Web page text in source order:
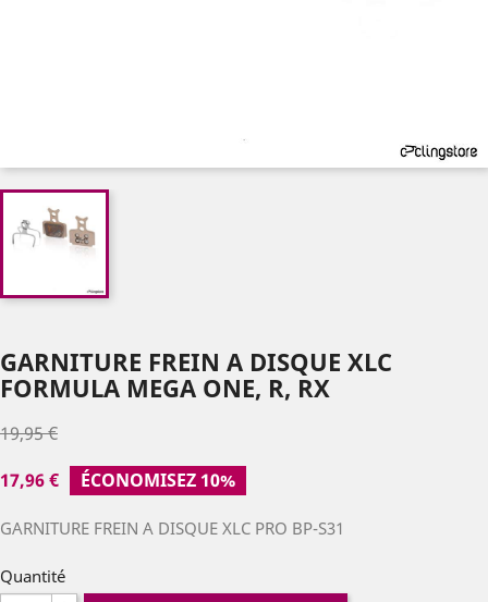
GARNITURE FREIN A DISQUE XLC
FORMULA MEGA ONE, R, RX
19,95 €
17,96 €
ÉCONOMISEZ 10%
GARNITURE FREIN A DISQUE XLC PRO BP-S31
Quantité